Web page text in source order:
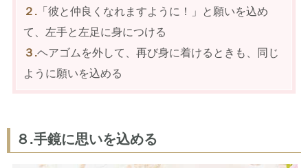
２. 「彼と仲良くなれますように！」と願いを込め
て、左手と左足に身につける
３.ヘアゴムを外して、再び身に着けるときも、同じ
ように願いを込める
８.手鏡に思いを込める